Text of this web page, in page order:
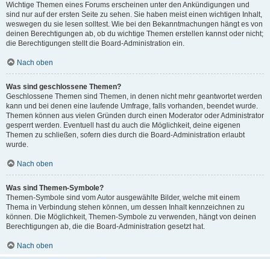
Wichtige Themen eines Forums erscheinen unter den Ankündigungen und
sind nur auf der ersten Seite zu sehen. Sie haben meist einen wichtigen Inhalt,
weswegen du sie lesen solltest. Wie bei den Bekanntmachungen hängt es von
deinen Berechtigungen ab, ob du wichtige Themen erstellen kannst oder nicht;
die Berechtigungen stellt die Board-Administration ein.
Nach oben
Was sind geschlossene Themen?
Geschlossene Themen sind Themen, in denen nicht mehr geantwortet werden
kann und bei denen eine laufende Umfrage, falls vorhanden, beendet wurde.
Themen können aus vielen Gründen durch einen Moderator oder Administrator
gesperrt werden. Eventuell hast du auch die Möglichkeit, deine eigenen
Themen zu schließen, sofern dies durch die Board-Administration erlaubt
wurde.
Nach oben
Was sind Themen-Symbole?
Themen-Symbole sind vom Autor ausgewählte Bilder, welche mit einem
Thema in Verbindung stehen können, um dessen Inhalt kennzeichnen zu
können. Die Möglichkeit, Themen-Symbole zu verwenden, hängt von deinen
Berechtigungen ab, die die Board-Administration gesetzt hat.
Nach oben